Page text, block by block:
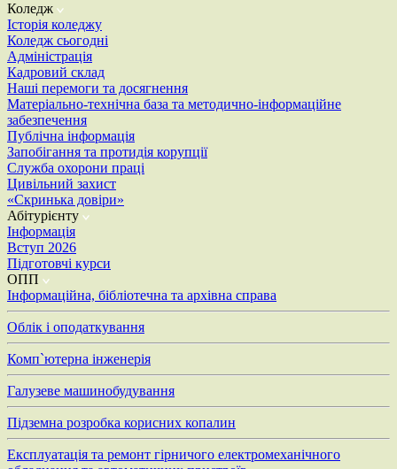
Коледж
Історія коледжу
Коледж сьогодні
Адміністрація
Кадровий склад
Наші перемоги та досягнення
Матеріально-технічна база та методично-інформаційне
забезпечення
Публічна інформація
Запобігання та протидія корупції
Служба охорони праці
Цивільний захист
«Скринька довіри»
Абітурієнту
Інформація
Вступ 2026
Підготовчі курси
ОПП
Інформаційна, бібліотечна та архівна справа
Облік і оподаткування
Комп`ютерна інженерія
Галузеве машинобудування
Підземна розробка корисних копалин
Експлуатація та ремонт гірничого електромеханічного